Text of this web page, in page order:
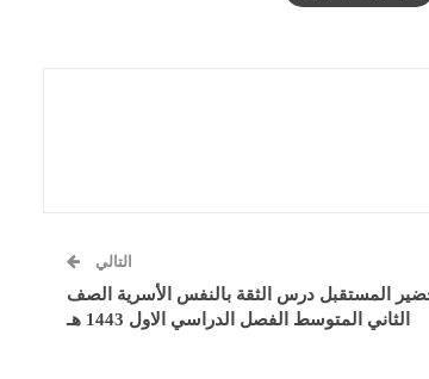
التالي
المستقبل درس الثقة بالنفس الأسرية الصف
الثاني المتوسط الفصل الدراسي الاول 1443 هـ